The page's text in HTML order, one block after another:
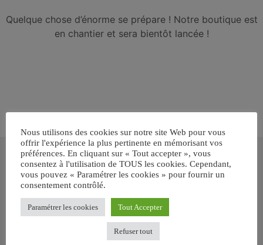
Quelque chose d’énorme se prépare ! Notre boutique est
en chantier et sera bientôt lancée !
Inscrivez-vous gratuitement pour
recevoir votre guide BARF gratuit !
Vous voulez savoir comment bien nourrir votre chien ou chat
avec le BARF ? Inscrivez-vous pour recevoir
GRATUIT SUR LE BARF EN PDF immédiatement
Nous utilisons des cookies sur notre site Web pour vous
offrir l'expérience la plus pertinente en mémorisant vos
préférences. En cliquant sur « Tout accepter », vous
consentez à l'utilisation de TOUS les cookies. Cependant,
vous pouvez « Paramétrer les cookies » pour fournir un
consentement contrôlé.
Paramétrer les cookies Tout Accepter
Refuser tout